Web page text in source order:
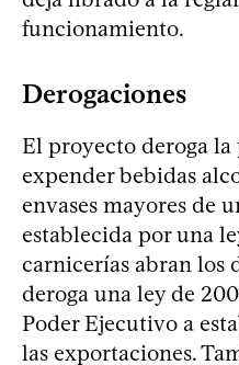
funcionamiento.
Derogaciones
El proyecto deroga
expender bebidas
envases mayores de
establecida por una
carnicerías abran los
deroga una ley de
Poder Ejecutivo a
las exportaciones.